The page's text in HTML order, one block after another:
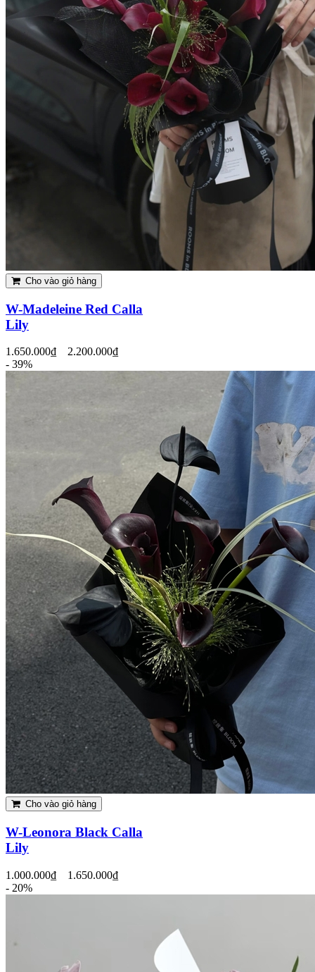
Cho vào giỏ hàng
W-Madeleine Red Calla
Lily
1.650.000₫
2.200.000₫
- 39%
Cho vào giỏ hàng
W-Leonora Black Calla
Lily
1.000.000₫
1.650.000₫
- 20%